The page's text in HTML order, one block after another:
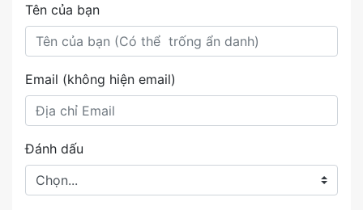
Tên của bạn
Email (không hiện email)
Đánh dấu